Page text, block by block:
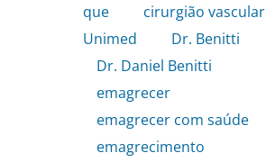
que
cirurgião vascular
Unimed
Dr. Benitti
Dr. Daniel Benitti
emagrecer
emagrecer com saúde
emagrecimento